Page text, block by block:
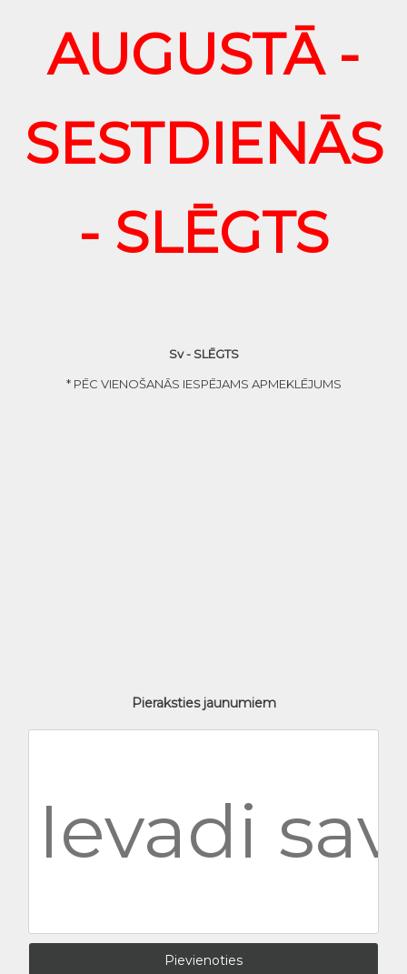
AUGUSTĀ -
SESTDIENĀS
- SLĒGTS
Sv - SLĒGTS
* PĒC VIENOŠANĀS IESPĒJAMS APMEKLĒJUMS
Pieraksties jaunumiem